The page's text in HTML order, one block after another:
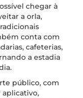
chegar à
a orla,
conta com
cafeterias,
a estadia
público, com
aplicativo,